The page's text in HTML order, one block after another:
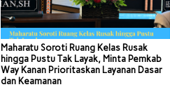
Maharatu Soroti Ruang Kelas Rusak
hingga Pustu Tak Layak, Minta Pemkab
Way Kanan Prioritaskan Layanan Dasar
dan Keamanan